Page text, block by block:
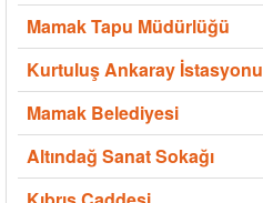
Mamak Tapu Müdürlüğü
Kurtuluş Ankaray İstasyonu
Mamak Belediyesi
Altındağ Sanat Sokağı